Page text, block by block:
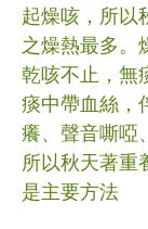
起燥咳，所以
之燥熱最多。
乾咳不止，無
痰中帶血絲，
癢、聲音嘶啞
所以秋天著重
是主要方法